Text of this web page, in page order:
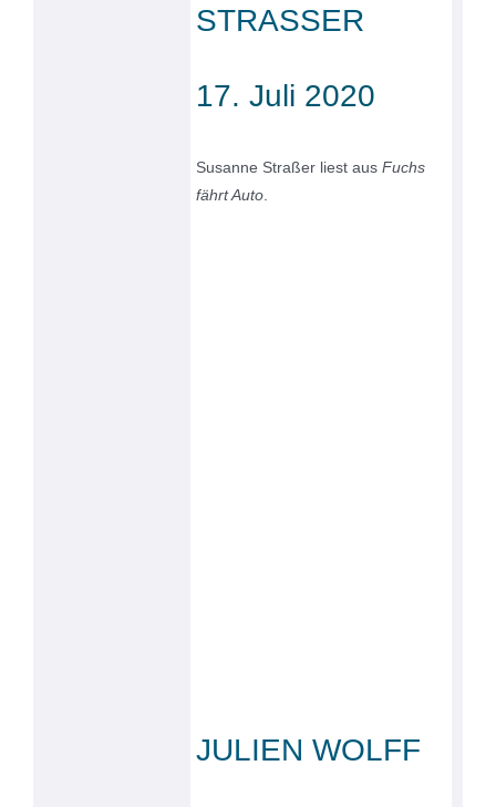
STRASSER
17. Juli 2020
Susanne Straßer liest ausFuchs
fährt Auto.
JULIEN WOLFF